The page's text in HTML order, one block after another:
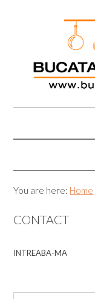
You are here: Home
CONTACT
INTREABA-MA